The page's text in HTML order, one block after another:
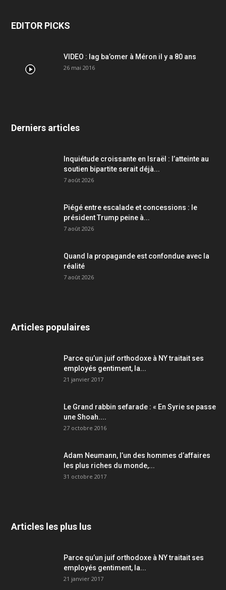
EDITOR PICKS
VIDEO : lag ba’omer à Méron il y a 80 ans
26 mai 2016
Derniers articles
Inquiétude croissante en Israël : l’atteinte au
soutien bipartite serait déjà...
7 août 2026
Piégé entre escalade et concessions : le
président Trump peine à...
7 août 2026
Quand la propagande est confondue avec la
réalité
7 août 2026
Articles populaires
Parce qu’un juif orthodoxe à NY traitait ses
employés gentiment, la...
21 janvier 2017
Le Grand rabbin sefarade : « En Syrie se passe
une Shoah....
27 octobre 2016
Adam Neumann, l’un des hommes d’affaires
les plus riches du monde,...
31 octobre 2017
Articles les plus lus
Parce qu’un juif orthodoxe à NY traitait ses
employés gentiment, la...
21 janvier 2017